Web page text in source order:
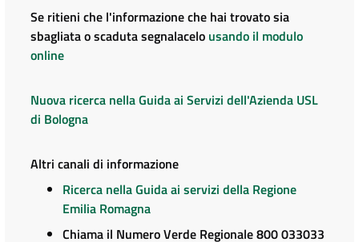
Se ritieni che l'informazione che hai trovato sia
sbagliata o scaduta segnalacelo usando il modulo
online
Nuova ricerca nella Guida ai Servizi dell'Azienda USL
di Bologna
Altri canali di informazione
Ricerca nella Guida ai servizi della Regione
Emilia Romagna
Chiama il Numero Verde Regionale 800 033033